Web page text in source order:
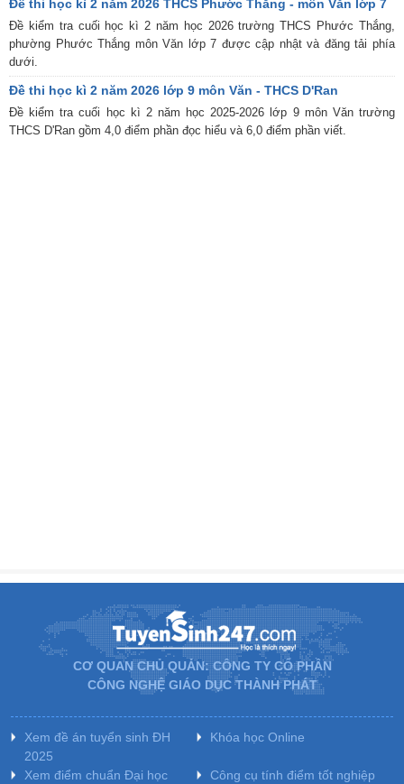
Đề thi học kì 2 năm 2026 THCS Phước Thắng - môn Văn lớp 7
Đề kiểm tra cuối học kì 2 năm học 2026 trường THCS Phước Thắng,
phường Phước Thắng môn Văn lớp 7 được cập nhật và đăng tải phía
dưới.
Đề thi học kì 2 năm 2026 lớp 9 môn Văn - THCS D'Ran
Đề kiểm tra cuối học kì 2 năm học 2025-2026 lớp 9 môn Văn trường
THCS D'Ran gồm 4,0 điểm phần đọc hiểu và 6,0 điểm phần viết.
CƠ QUAN CHỦ QUẢN: CÔNG TY CỔ PHẦN
CÔNG NGHỆ GIÁO DỤC THÀNH PHÁT
Xem đề án tuyển sinh ĐH
2025
Khóa học Online
Xem điểm chuẩn Đại học Công cụ tính điểm tốt nghiệp